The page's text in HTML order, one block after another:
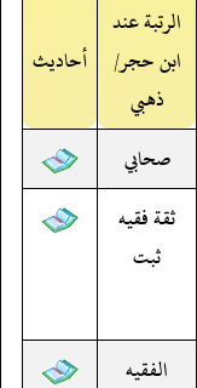
الرتبة عند
ابن حجر/
ذهبي
أحاديث
صحابي
ثقة فقيه
ثبت
الفقيه